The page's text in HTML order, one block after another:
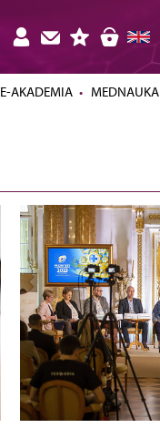
E-AKADEMIA MEDNAUKA